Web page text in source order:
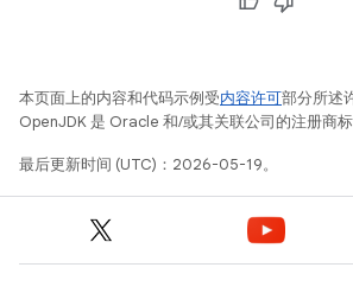
本页面上的内容和代码示例受内容许可部分所述
OpenJDK 是 Oracle 和/或其关联公司的注册商标
最后更新时间 (UTC)：2026-05-19。